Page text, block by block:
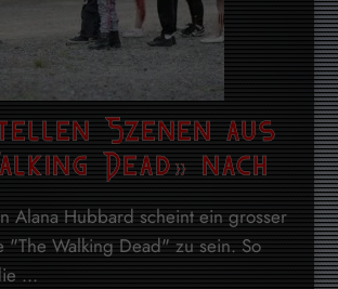
Szenen aus
Dead» nach
Alana Hubbard scheint ein grosser
"The Walking Dead" zu sein. So
...